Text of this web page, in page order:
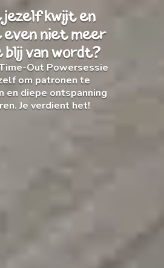
jezelf kwijt en
niet meer
blij van wordt?
Out Powersessie
om patronen te
en diepe ontspanning
Je verdient het!